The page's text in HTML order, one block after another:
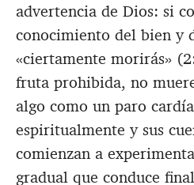
advertencia de Dios: si
conocimiento del bien y
«ciertamente morirás»
fruta prohibida, no
algo como un paro
espiritualmente y sus
comienzan a
gradual que conduce